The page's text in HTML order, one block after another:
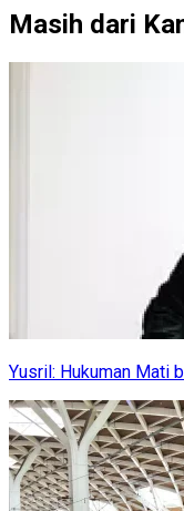
Masih dari
Yusril: Hukuman Mati